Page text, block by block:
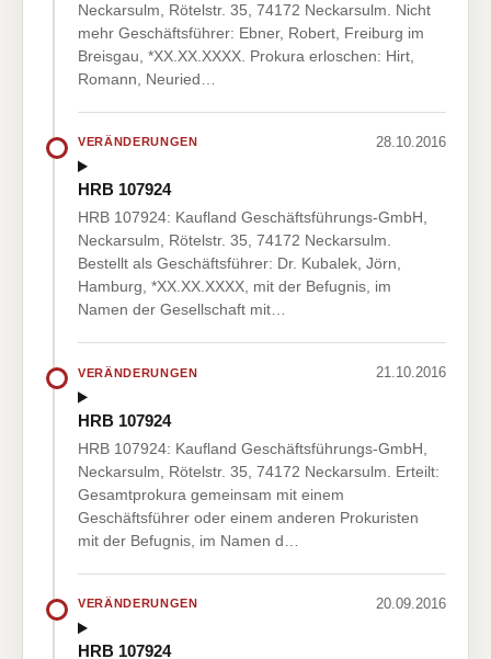
Neckarsulm, Rötelstr. 35, 74172 Neckarsulm. Nicht
mehr Geschäftsführer: Ebner, Robert, Freiburg im
Breisgau, *XX.XX.XXXX. Prokura erloschen: Hirt,
Romann, Neuried…
VERÄNDERUNGEN 28.10.2016
HRB 107924
HRB 107924: Kaufland Geschäftsführungs-GmbH,
Neckarsulm, Rötelstr. 35, 74172 Neckarsulm.
Bestellt als Geschäftsführer: Dr. Kubalek, Jörn,
Hamburg, *XX.XX.XXXX, mit der Befugnis, im
Namen der Gesellschaft mit…
VERÄNDERUNGEN 21.10.2016
HRB 107924
HRB 107924: Kaufland Geschäftsführungs-GmbH,
Neckarsulm, Rötelstr. 35, 74172 Neckarsulm. Erteilt:
Gesamtprokura gemeinsam mit einem
Geschäftsführer oder einem anderen Prokuristen
mit der Befugnis, im Namen d…
VERÄNDERUNGEN 20.09.2016
HRB 107924